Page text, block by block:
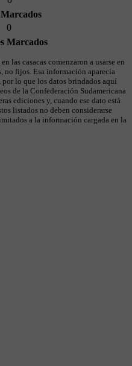
Marcados
0
Marcados
las casacas comenzaron a usarse en
no fijos. Esa información aparecía
por lo que los datos brindados aquí
de la Confederación Sudamericana
ediciones y, cuando ese dato está
listados no deben considerarse
a la información cargada en la